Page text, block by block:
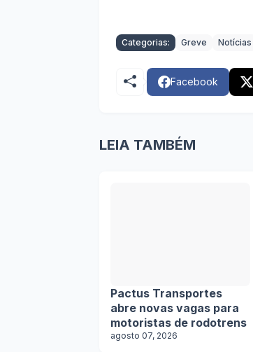
Categorias: Greve Notícias
Facebook
LEIA TAMBÉM
Pactus Transportes
abre novas vagas para
motoristas de rodotrens
agosto 07, 2026